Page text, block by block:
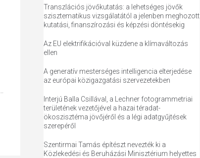
Transzlációs jövőkutatás: a lehetséges jövők
szisztematikus vizsgálatától a jelenben meghozott
kutatási, finanszírozási és képzési döntésekig
Az EU elektrifikációval küzdene a klímaváltozás
ellen
A generatív mesterséges intelligencia elterjedése
az európai közigazgatási szervezetekben
Interjú Balla Csillával, a Lechner fotogrammetriai
területének vezetőjével a hazai téradat-
ökoszisztéma jövőjéről és a légi adatgyűjtések
szerepéről
Szentirmai Tamás építészt nevezték ki a
Közlekedési és Beruházási Minisztérium helyettes